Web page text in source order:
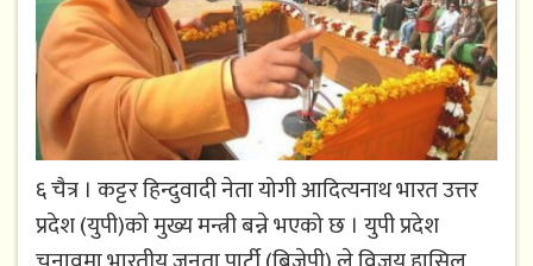
६ चैत्र । कट्टर हिन्दुवादी नेता योगी आदित्यनाथ भारत उत्तर
प्रदेश (युपी)को मुख्य मन्त्री बन्ने भएको छ । युपी प्रदेश